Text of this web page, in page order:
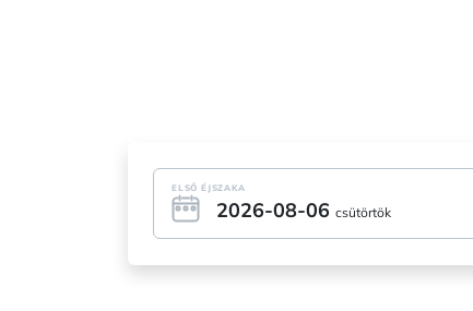
ELSŐ ÉJSZAKA
2026-08-06 csütörtök